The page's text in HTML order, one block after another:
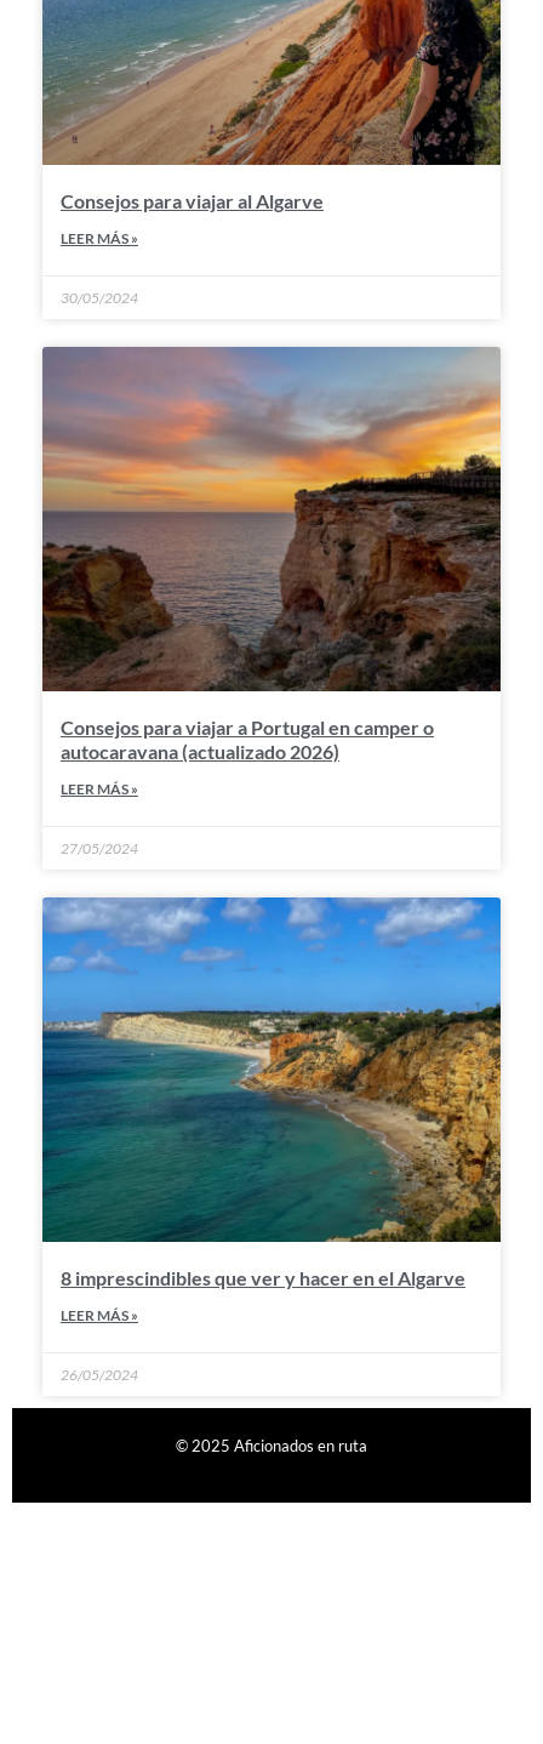
Consejos para viajar al Algarve
LEER MÁS »
30/05/2024
Consejos para viajar a Portugal en camper o
autocaravana (actualizado 2026)
LEER MÁS »
27/05/2024
8 imprescindibles que ver y hacer en el Algarve
LEER MÁS »
26/05/2024
© 2025 Aficionados en ruta